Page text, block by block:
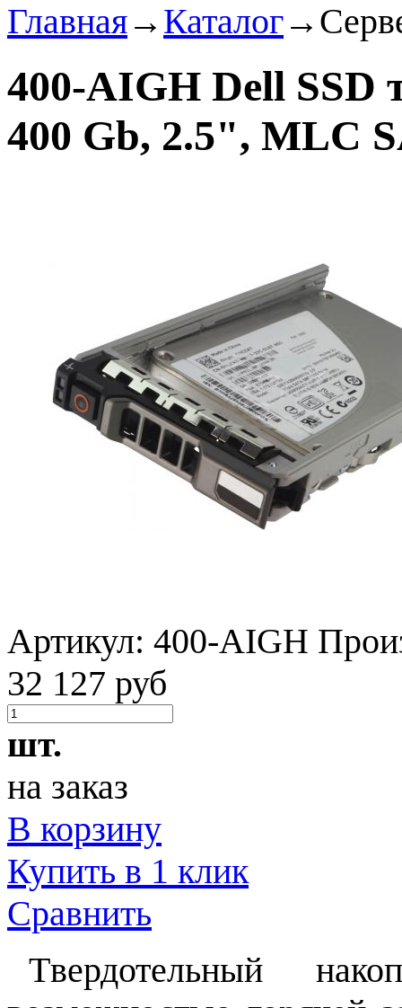
Главная→ Каталог→
400-AIGH Dell SSD
400 Gb, 2.5", MLC
Артикул: 400-AIGH
32 127 руб
шт.
на заказ
В корзину
Купить в 1 клик
Сравнить
Tвердотельный